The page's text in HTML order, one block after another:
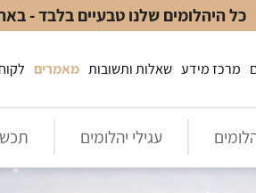
כל היהלומים שלנו טבעיים בלבד -
מרכז מידע שאלות ותשובות מאמרים
עגילי יהלומים